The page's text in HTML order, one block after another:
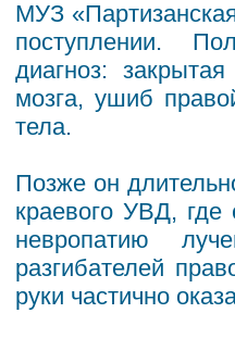
МУЗ
поступлении.
диагноз:
мозга, ушиб
тела.
Позже он
краевого УВД, где
невропатию
разгибателей
руки частично